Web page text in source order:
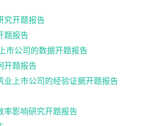
究开题报告
题报告
公司的数据开题报告
开题报告
上市公司的经验证据开题报告
率影响研究开题报告